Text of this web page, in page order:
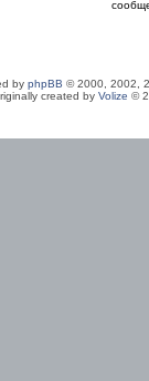
by phpBB © 2000, 2002,
created by Volize ©